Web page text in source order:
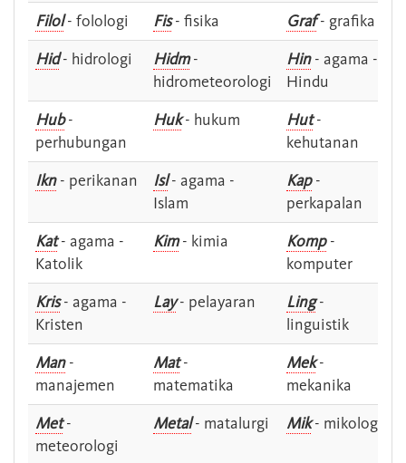
Filol- folologi Fis- fisika Graf- grafika
Hid- hidrologi Hidm-
hidrometeorologi
Hin- agama -
Hindu
Hub-
perhubungan
Huk- hukum Hut-
kehutanan
Ikn- perikanan Isl- agama -
Islam
Kap-
perkapalan
Kat- agama -
Katolik
Kim- kimia Komp-
komputer
Kris- agama -
Kristen
Lay- pelayaran Ling-
linguistik
Man-
manajemen
Mat-
matematika
Mek-
mekanika
Met-
meteorologi
Metal- matalurgi Mik- mikologi